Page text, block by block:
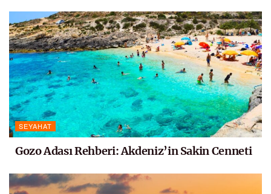
SEYAHAT
Gozo Adası Rehberi: Akdeniz’in Sakin Cenneti